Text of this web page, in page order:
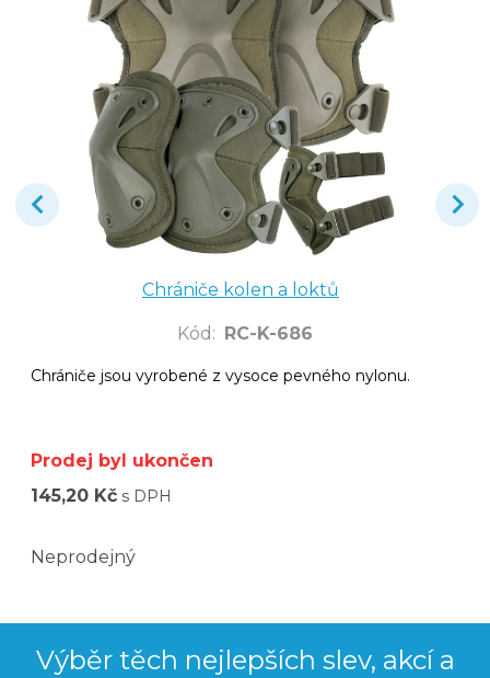
Chrániče kolen a loktů
Kód : RC-K-686
Chrániče jsou vyrobené z vysoce pevného nylonu.
Prodej byl ukončen
145,20 Kč s DPH
Neprodejný
Výběr těch nejlepších slev, akcí a